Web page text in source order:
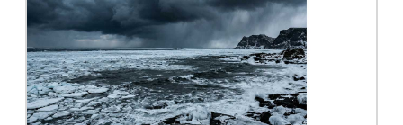
AUTRES PRODUITS